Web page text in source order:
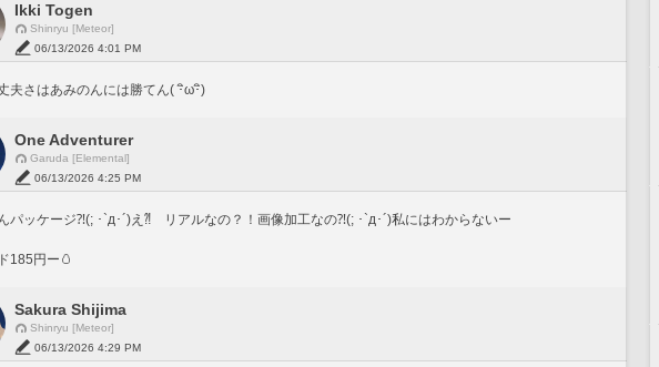
Ikki Togen
Shinryu [Meteor]
06/13/2026 4:01 PM
夫さはあみのんには勝てん( ･ิω･ิ)
One Adventurer
Garuda [Elemental]
06/13/2026 4:25 PM
パッケージ⁈(; ･`д･´)え⁈　リアルなの？！画像加工なの⁈(; ･`д･´)私にはわからないー
185円ー🥚
Sakura Shijima
Shinryu [Meteor]
06/13/2026 4:29 PM